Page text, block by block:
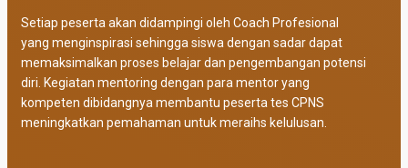
Setiap peserta akan didampingi oleh Coach Profesional
yang menginspirasi sehingga siswa dengan sadar dapat
memaksimalkan proses belajar dan pengembangan potensi
diri. Kegiatan mentoring dengan para mentor yang
kompeten dibidangnya membantu peserta tes CPNS
meningkatkan pemahaman untuk meraihs kelulusan.